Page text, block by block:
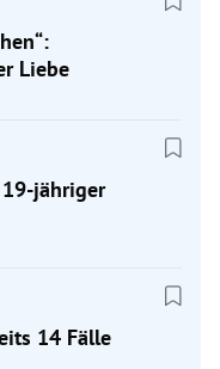
Liebe
jähriger
14 Fälle